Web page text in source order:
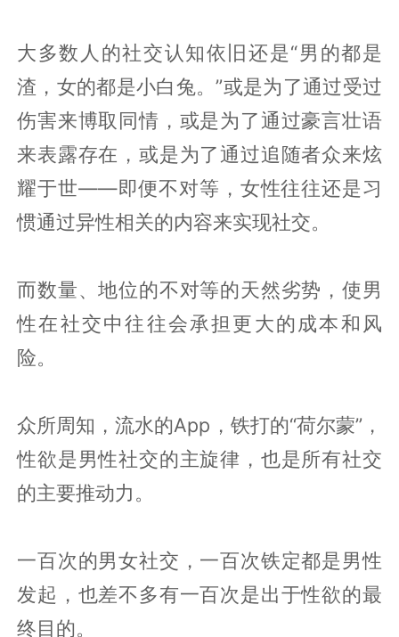
大多数人的社交认知依旧还是“男的都是
渣，女的都是小白兔。”或是为了通过受过
伤害来博取同情，或是为了通过豪言壮语
来表露存在，或是为了通过追随者众来炫
耀于世——即便不对等，女性往往还是习
惯通过异性相关的内容来实现社交。
而数量、地位的不对等的天然劣势，使男
性在社交中往往会承担更大的成本和风
险。
众所周知，流水的App，铁打的“荷尔蒙”，
性欲是男性社交的主旋律，也是所有社交
的主要推动力。
一百次的男女社交，一百次铁定都是男性
发起，也差不多有一百次是出于性欲的最
终目的。